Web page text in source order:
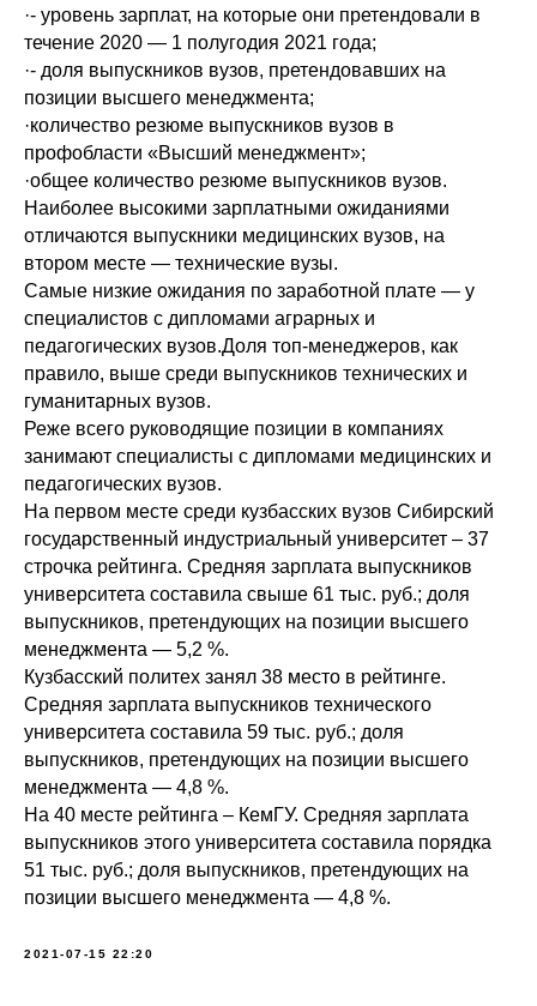
·- уровень зарплат, на которые они претендовали в
течение 2020 — 1 полугодия 2021 года;
·- доля выпускников вузов, претендовавших на
позиции высшего менеджмента;
·количество резюме выпускников вузов в
профобласти «Высший менеджмент»;
·общее количество резюме выпускников вузов.
Наиболее высокими зарплатными ожиданиями
отличаются выпускники медицинских вузов, на
втором месте — технические вузы.
Самые низкие ожидания по заработной плате — у
специалистов с дипломами аграрных и
педагогических вузов.Доля топ-менеджеров, как
правило, выше среди выпускников технических и
гуманитарных вузов.
Реже всего руководящие позиции в компаниях
занимают специалисты с дипломами медицинских и
педагогических вузов.
На первом месте среди кузбасских вузов Сибирский
государственный индустриальный университет – 37
строчка рейтинга. Средняя зарплата выпускников
университета составила свыше 61 тыс. руб.; доля
выпускников, претендующих на позиции высшего
менеджмента — 5,2 %.
Кузбасский политех занял 38 место в рейтинге.
Средняя зарплата выпускников технического
университета составила 59 тыс. руб.; доля
выпускников, претендующих на позиции высшего
менеджмента — 4,8 %.
На 40 месте рейтинга – КемГУ. Средняя зарплата
выпускников этого университета составила порядка
51 тыс. руб.; доля выпускников, претендующих на
позиции высшего менеджмента — 4,8 %.
2021-07-15 22:20